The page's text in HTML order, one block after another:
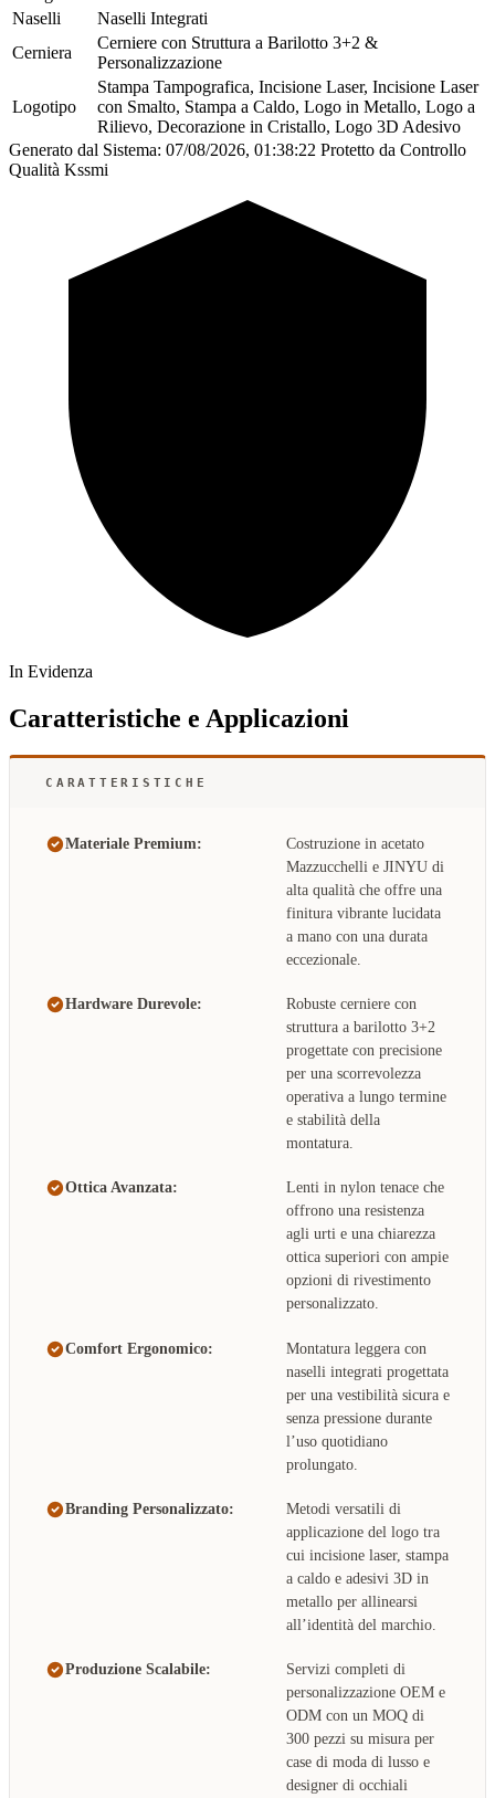
Naselli
Naselli Integrati
Cerniera
Cerniere con Struttura a Barilotto 3+2 &
Personalizzazione
Logotipo
Stampa Tampografica, Incisione Laser, Incisione Laser
con Smalto, Stampa a Caldo, Logo in Metallo, Logo a
Rilievo, Decorazione in Cristallo, Logo 3D Adesivo
Generato dal Sistema: 07/08/2026, 01:38:22 Protetto da Controllo
Qualità Kssmi
In Evidenza
Caratteristiche e Applicazioni
CARATTERISTICHE
Materiale Premium:
Costruzione in acetato
Mazzucchelli e JINYU di
alta qualità che offre una
finitura vibrante lucidata
a mano con una durata
eccezionale.
Hardware Durevole:
Robuste cerniere con
struttura a barilotto 3+2
progettate con precisione
per una scorrevolezza
operativa a lungo termine
e stabilità della
montatura.
Ottica Avanzata:
Lenti in nylon tenace che
offrono una resistenza
agli urti e una chiarezza
ottica superiori con ampie
opzioni di rivestimento
personalizzato.
Comfort Ergonomico:
Montatura leggera con
naselli integrati progettata
per una vestibilità sicura e
senza pressione durante
l’uso quotidiano
prolungato.
Branding Personalizzato:
Metodi versatili di
applicazione del logo tra
cui incisione laser, stampa
a caldo e adesivi 3D in
metallo per allinearsi
all’identità del marchio.
Produzione Scalabile:
Servizi completi di
personalizzazione OEM e
ODM con un MOQ di
300 pezzi su misura per
case di moda di lusso e
designer di occhiali